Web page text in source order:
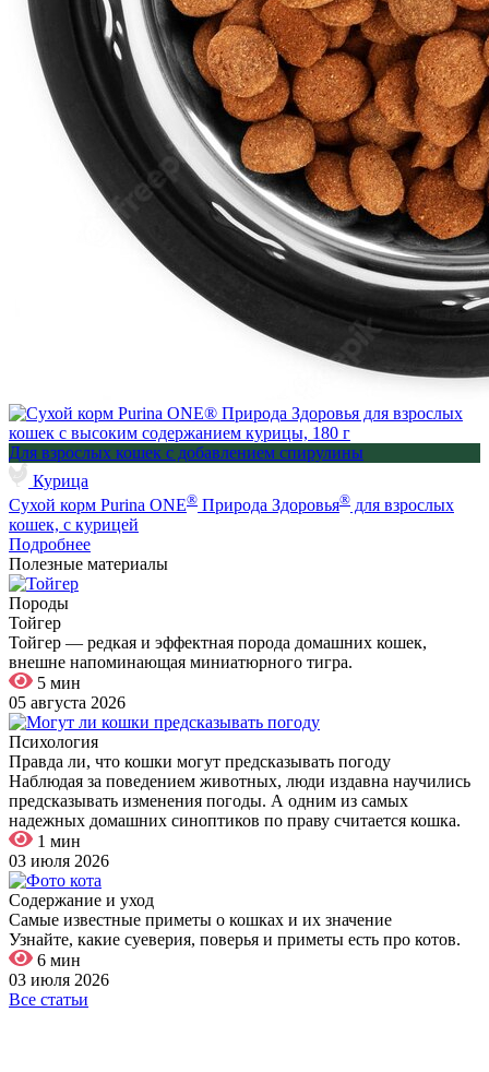
Для взрослых кошек с добавлением спирулины
Курица
Сухой корм Purina ONE® Природа Здоровья® для взрослых
кошек, с курицей
Подробнее
Полезные материалы
Породы
Тойгер
Тойгер — редкая и эффектная порода домашних кошек,
внешне напоминающая миниатюрного тигра.
5 мин
05 августа 2026
Психология
Правда ли, что кошки могут предсказывать погоду
Наблюдая за поведением животных, люди издавна научились
предсказывать изменения погоды. А одним из самых
надежных домашних синоптиков по праву считается кошка.
1 мин
03 июля 2026
Содержание и уход
Самые известные приметы о кошках и их значение
Узнайте, какие суеверия, поверья и приметы есть про котов.
6 мин
03 июля 2026
Все статьи